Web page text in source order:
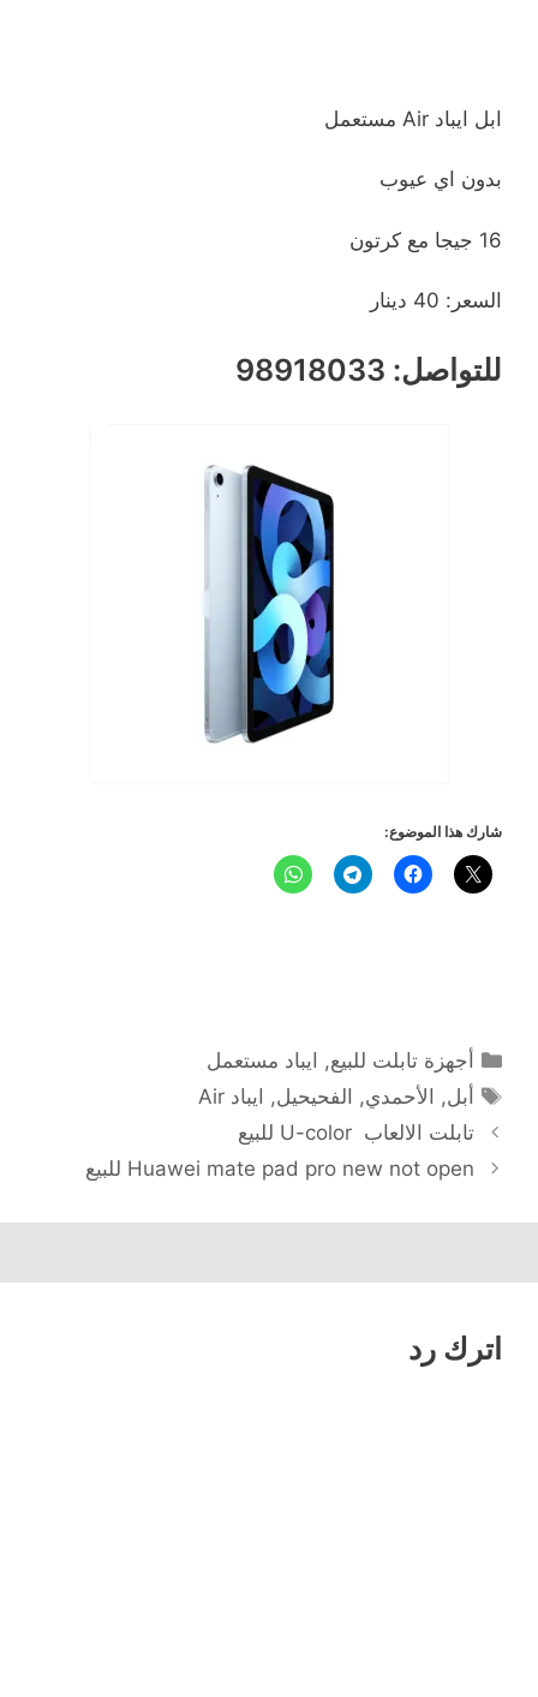
ابل ايباد Air مستعمل
بدون اي عيوب
16 جيجا مع كرتون
السعر: 40 دينار
للتواصل: 98918033
شارك هذا الموضوع:
التصنيفات
أجهزة تابلت للبيع, ايباد مستعمل
الوسوم
أبل, الأحمدي, الفحيحيل, ايباد Air
تابلت الالعاب U-color للبيع
Huawei mate pad pro new not open للبيع
اترك رد